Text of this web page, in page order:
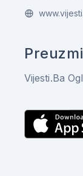
Vijesti.Ba